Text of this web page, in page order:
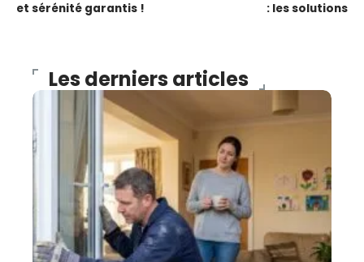
et sérénité garantis !
: les solutions
Les derniers articles